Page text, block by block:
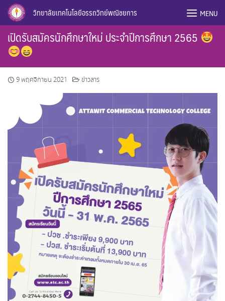
Skip
content
วิทยาลัยเทคโนโลยีอรรถวิทย์พณิชยการ MENU
เปิดรับสมัครนักศึกษาใหม่ ประจำปีการศึกษา 2565
9 พฤศจิกายน 2021 ข่าวสาร